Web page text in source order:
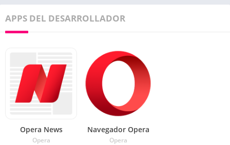
APPS DEL DESARROLLADOR
Opera News
Opera
Navegador Opera
Opera